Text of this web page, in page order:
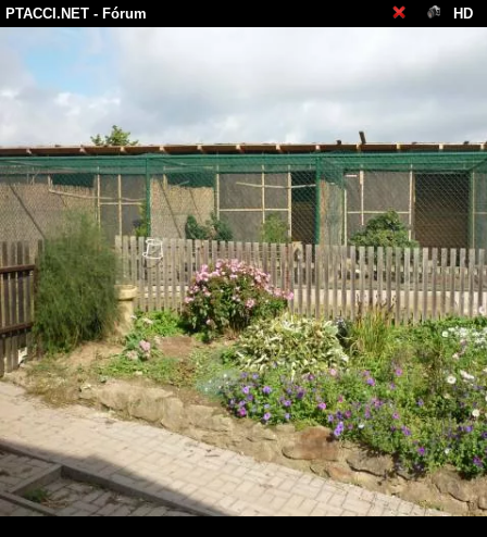
HD
PTACCI.NET - Fórum